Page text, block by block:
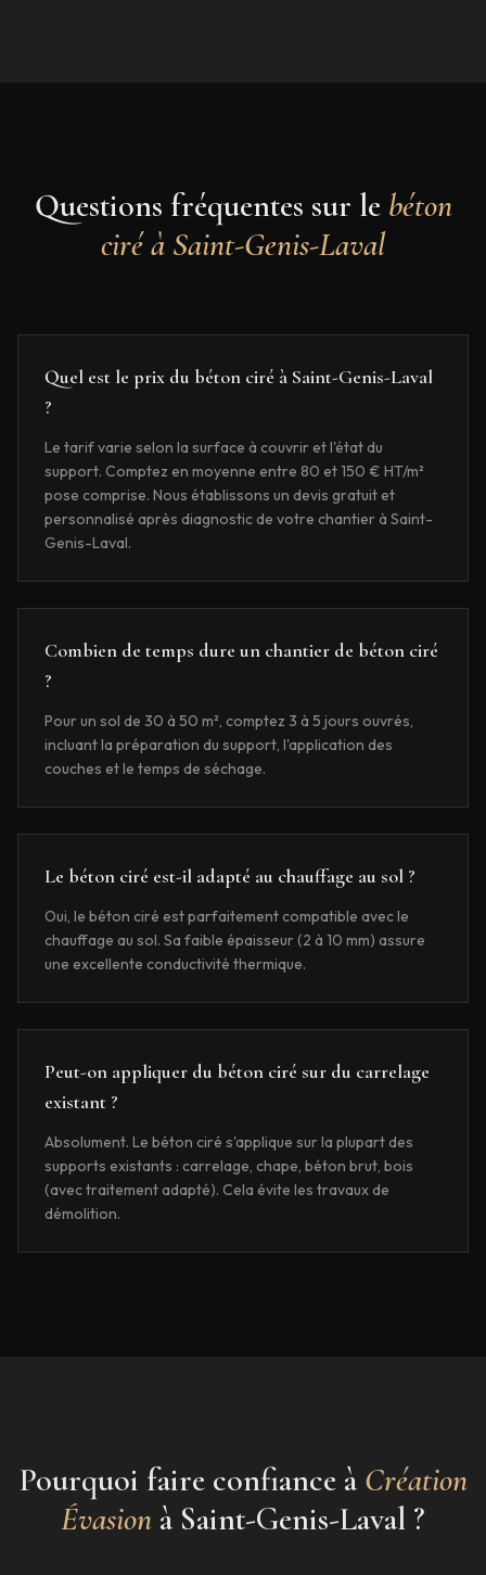
Questions fréquentes sur le béton
ciré à Saint-Genis-Laval
Quel est le prix du béton ciré à Saint-Genis-Laval
?
Le tarif varie selon la surface à couvrir et l'état du
support. Comptez en moyenne entre 80 et 150 € HT/m²
pose comprise. Nous établissons un devis gratuit et
personnalisé après diagnostic de votre chantier à Saint-
Genis-Laval.
Combien de temps dure un chantier de béton ciré
?
Pour un sol de 30 à 50 m², comptez 3 à 5 jours ouvrés,
incluant la préparation du support, l'application des
couches et le temps de séchage.
Le béton ciré est-il adapté au chauffage au sol ?
Oui, le béton ciré est parfaitement compatible avec le
chauffage au sol. Sa faible épaisseur (2 à 10 mm) assure
une excellente conductivité thermique.
Peut-on appliquer du béton ciré sur du carrelage
existant ?
Absolument. Le béton ciré s'applique sur la plupart des
supports existants : carrelage, chape, béton brut, bois
(avec traitement adapté). Cela évite les travaux de
démolition.
Pourquoi faire confiance àCréation
Évasion à Saint-Genis-Laval ?